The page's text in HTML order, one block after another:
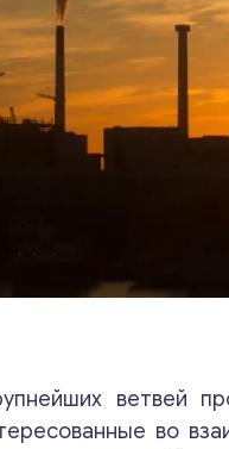
ветвей
во